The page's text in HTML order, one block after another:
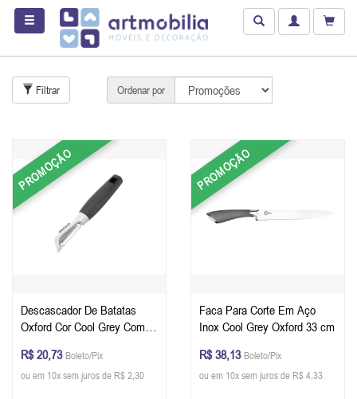
Filtrar Ordenar por
PROMOÇÃO
Descascador De Batatas
Oxford Cor Cool Grey Com
R$ 20,73 Boleto/Pix
ou em 10x sem juros de R$ 2,30
PROMOÇÃO
Faca Para Corte Em Aço
Inox Cool Grey Oxford 33 cm
R$ 38,13 Boleto/Pix
ou em 10x sem juros de R$ 4,33